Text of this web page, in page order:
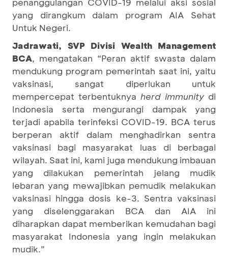
yang dirangkum dalam program AIA Sehat
Untuk Negeri.
Jadrawati, SVP Divisi Wealth Management
BCA, mengatakan “Peran aktif swasta dalam
mendukung program pemerintah saat ini, yaitu
vaksinasi, sangat diperlukan untuk
mempercepat terbentuknya herd immunity di
Indonesia serta mengurangi dampak yang
terjadi apabila terinfeksi COVID-19. BCA terus
berperan aktif dalam menghadirkan sentra
vaksinasi bagi masyarakat luas di berbagai
wilayah. Saat ini, kami juga mendukung imbauan
yang dilakukan pemerintah jelang mudik
lebaran yang mewajibkan pemudik melakukan
vaksinasi hingga dosis ke-3. Sentra vaksinasi
yang diselenggarakan BCA dan AIA ini
diharapkan dapat memberikan kemudahan bagi
masyarakat Indonesia yang ingin melakukan
mudik.”